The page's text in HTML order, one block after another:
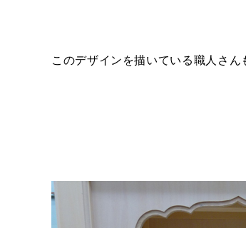
このデザインを描いている職人さ